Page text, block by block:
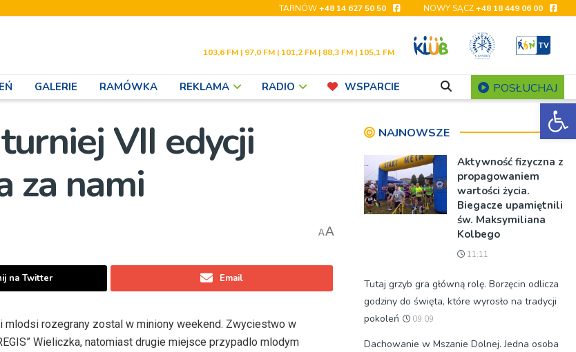
TARNÓW+48 14 627 50 50 NOWY SĄCZ+48 18 449 06 00
103,6 FM | 97,0 FM | 101,2 FM | 88,3 FM | 105,1 FM
GALERIE RAMÓWKA REKLAMA RADIO WSPARCIE POSŁUCHAJ
VII edycji
za nami
AA
na Twitter Email
rozegrany zostal w miniony weekend. Zwyciestwo w
Wieliczka, natomiast drugie miejsce przypadlo mlodym
NAJNOWSZE
Aktywność fizyczna z
propagowaniem
wartości życia.
Biegacze upamiętnili
św. Maksymiliana
Kolbego
11:11
Tutaj grzyb gra główną rolę. Borzęcin odlicza
godziny do święta, które wyrosło na tradycji
pokoleń
09:09
Dachowanie w Mszanie Dolnej. Jedna osoba